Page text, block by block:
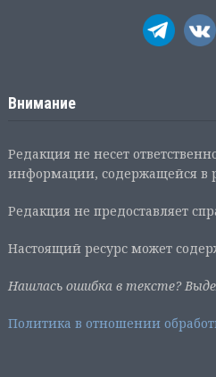
Внимание
Редакция не несет
информации, содержащейся в
Редакция не предоставляет
Настоящий ресурс может
Нашлась ошибка в тексте?
Политика в отношении